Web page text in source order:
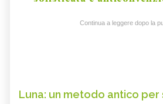
Continua a leggere dopo la
Luna: un metodo antico per